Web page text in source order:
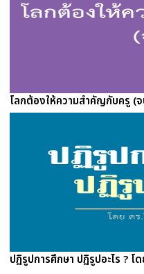
โลกต้องให้ความสำคัญกับครู (
ปฏิรูปการศึกษา ปฏิรูปอะไร ?